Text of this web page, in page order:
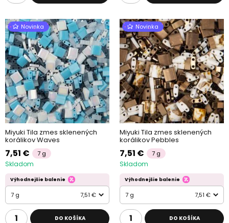
DvoudírkovékorálkyMIYUKI TILA mají tvarčtvercůa neměly by
vám chybět při ruce u tvorby šité bižuterie.Polovičnívariantou
jsou rokajly MIYUKI Half TILA, které můžete využít úplně totožným
způsobem.
MIYUKI háčkovací přízemají pryskyřicové ošetření, díky
kterému senitě neuvolňují. Jak již z názvu vyplývá, jsou vhodné
pro háčkování (nejen) z MYIUKI korálků a navíc při použití
průhledných korálků vytváří zajímavé barevné efekty.
Novinka
Miyuki Tila zmes sklenených
korálikov Waves
7,51 € 7 g
Skladom
Výhodnejšie balenie
7 g 7,51 €
DO KOŠÍKA
Novinka
Miyuki Tila zmes sklenených
korálikov Pebbles
7,51 € 7 g
Skladom
Výhodnejšie balenie
7 g 7,51 €
DO KOŠÍKA